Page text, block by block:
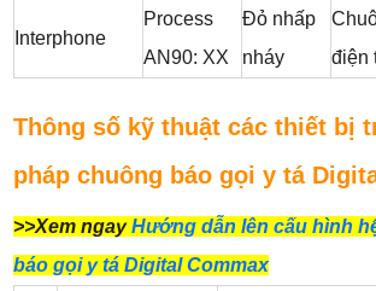
Interphone
Process
AN90: XX
Đỏ nhấp
nháy
điện
Thông số kỹ thuật các thiết bị
pháp chuông báo gọi y tá
>>Xem ngayHướng dẫn lên cấu hình
báo gọi y tá Digital Commax